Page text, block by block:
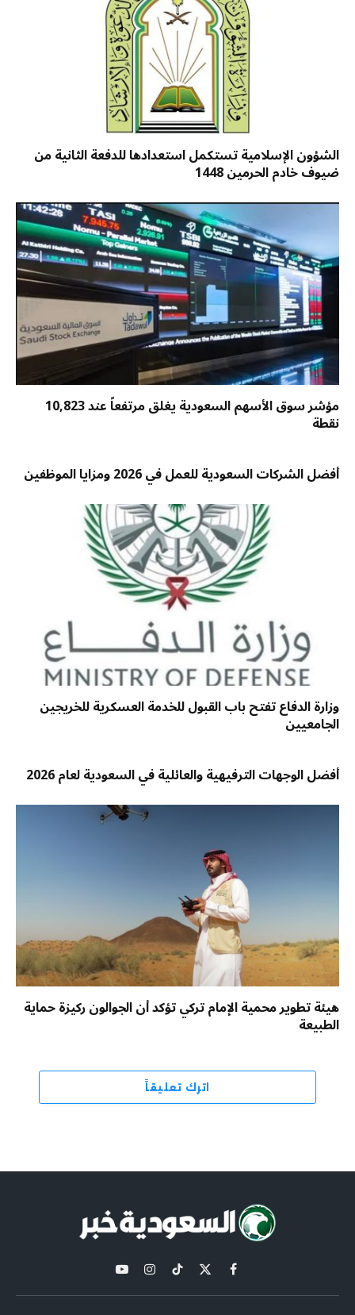
الشؤون الإسلامية تستكمل استعدادها للدفعة الثانية من
ضيوف خادم الحرمين 1448
مؤشر سوق الأسهم السعودية يغلق مرتفعاً عند 10,823
نقطة
أفضل الشركات السعودية للعمل في 2026 ومزايا الموظفين
وزارة الدفاع تفتح باب القبول للخدمة العسكرية للخريجين
الجامعيين
أفضل الوجهات الترفيهية والعائلية في السعودية لعام 2026
هيئة تطوير محمية الإمام تركي تؤكد أن الجوالون ركيزة حماية
الطبيعة
اترك تعليقاً
فيسبوك
X
(Twitter)
تيكتوكالانستغراميوتيوب